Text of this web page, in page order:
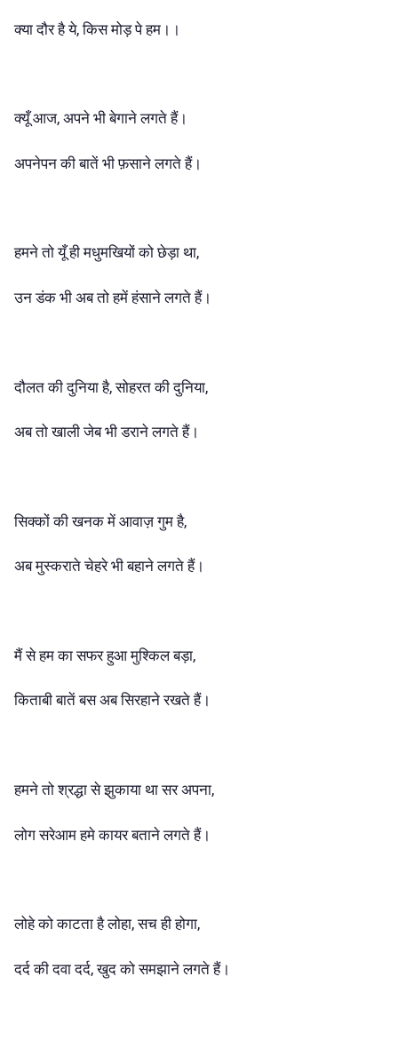
क्या दौर है ये, किस मोड़ पे हम।।
क्यूँ आज, अपने भी बेगाने लगते हैं।
अपनेपन की बातें भी फ़साने लगते हैं।
हमने तो यूँ ही मधुमखियों को छेड़ा था,
उन डंक भी अब तो हमें हंसाने लगते हैं।
दौलत की दुनिया है, सोहरत की दुनिया,
अब तो खाली जेब भी डराने लगते हैं।
सिक्कों की खनक में आवाज़ गुम है,
अब मुस्कराते चेहरे भी बहाने लगते हैं।
मैं से हम का सफर हुआ मुश्किल बड़ा,
किताबी बातें बस अब सिरहाने रखते हैं।
हमने तो श्रद्धा से झुकाया था सर अपना,
लोग सरेआम हमे कायर बताने लगते हैं।
लोहे को काटता है लोहा, सच ही होगा,
दर्द की दवा दर्द, खुद को समझाने लगते हैं।